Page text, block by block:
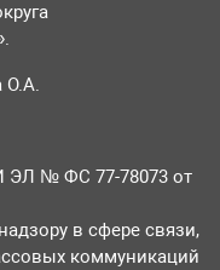
О.А.
ЭЛ № ФС 77-78073 от
в сфере связи,
коммуникаций